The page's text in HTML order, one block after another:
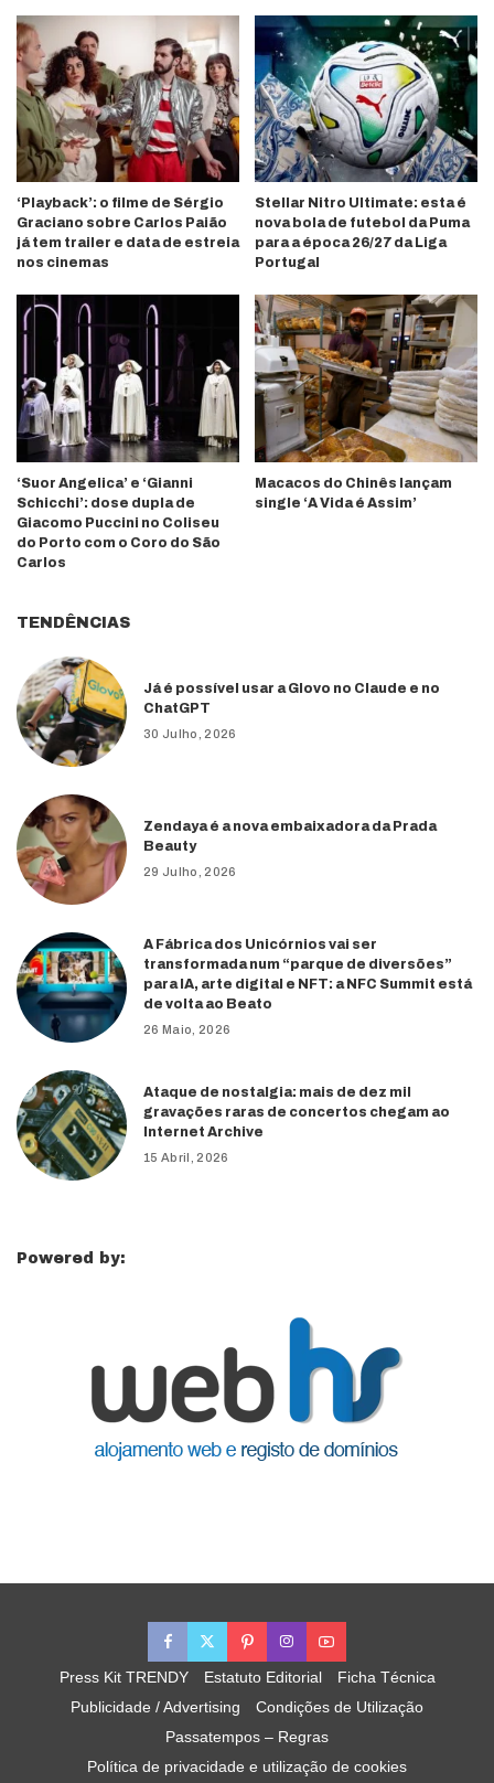
‘Playback’: o filme de Sérgio
Graciano sobre Carlos Paião
já tem trailer e data de estreia
nos cinemas
Stellar Nitro Ultimate: esta é
nova bola de futebol da Puma
para a época 26/27 da Liga
Portugal
‘Suor Angelica’ e ‘Gianni
Schicchi’: dose dupla de
Giacomo Puccini no Coliseu
do Porto com o Coro do São
Carlos
Macacos do Chinês lançam
single ‘A Vida é Assim’
TENDÊNCIAS
Já é possível usar a Glovo no Claude e no
ChatGPT
30 Julho, 2026
Zendaya é a nova embaixadora da Prada
Beauty
29 Julho, 2026
A Fábrica dos Unicórnios vai ser
transformada num “parque de diversões”
para IA, arte digital e NFT: a NFC Summit está
de volta ao Beato
26 Maio, 2026
Ataque de nostalgia: mais de dez mil
gravações raras de concertos chegam ao
Internet Archive
15 Abril, 2026
Powered by:
Press Kit TRENDY Estatuto Editorial
Ficha Técnica
Publicidade / Advertising
Condições de Utilização
Passatempos – Regras
Política de privacidade e utilização de cookies